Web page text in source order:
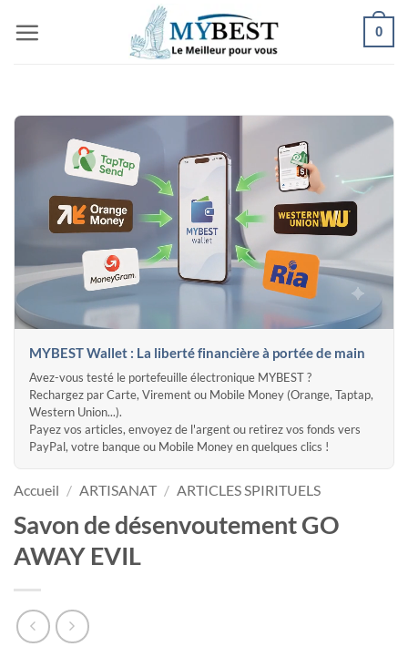
au
0
MYBEST Wallet : La liberté financière à portée de main
Avez-vous testé le portefeuille électronique MYBEST ?
Rechargez par Carte, Virement ou Mobile Money (Orange, Taptap,
Western Union...).
Payez vos articles, envoyez de l'argent ou retirez vos fonds vers
PayPal, votre banque ou Mobile Money en quelques clics !
Accueil / ARTISANAT / ARTICLES SPIRITUELS
Savon de désenvoutement GO
AWAY EVIL